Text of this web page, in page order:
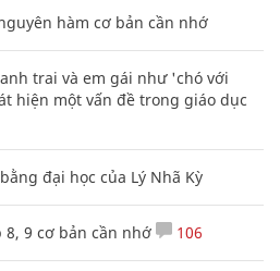
hàm cơ bản cần nhớ
trai và em gái như 'chó với
hiện một vấn đề trong giáo dục
đại học của Lý Nhã Kỳ
8, 9 cơ bản cần nhớ 106